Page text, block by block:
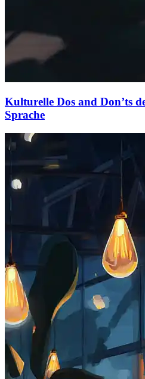
Kulturelle Dos and Don’ts
Sprache